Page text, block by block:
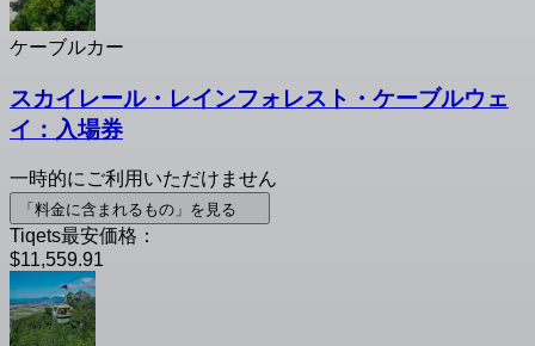
ケーブルカー
スカイレール・レインフォレスト・ケーブルウェ
イ：入場券
一時的にご利用いただけません
「料金に含まれるもの」を見る
Tiqets最安価格：
$11,559.91